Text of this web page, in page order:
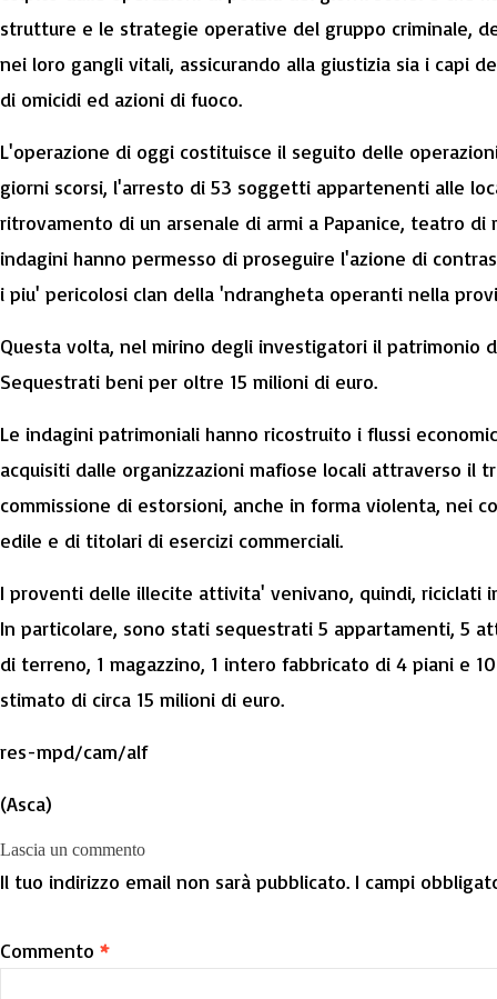
strutture e le strategie operative del gruppo criminale,
nei loro gangli vitali, assicurando alla giustizia sia i capi
di omicidi ed azioni di fuoco.
L'operazione di oggi costituisce il seguito delle
giorni scorsi, l'arresto di 53 soggetti appartenenti alle
ritrovamento di un arsenale di armi a Papanice, teatro
indagini hanno permesso di proseguire l'azione di
i piu' pericolosi clan della 'ndrangheta operanti nella
Questa volta, nel mirino degli investigatori il patrimonio
Sequestrati beni per oltre 15 milioni di euro.
Le indagini patrimoniali hanno ricostruito i flussi
acquisiti dalle organizzazioni mafiose locali attraverso il
commissione di estorsioni, anche in forma violenta, nei
edile e di titolari di esercizi commerciali.
I proventi delle illecite attivita' venivano, quindi, riciclati
In particolare, sono stati sequestrati 5 appartamenti, 5
di terreno, 1 magazzino, 1 intero fabbricato di 4 piani e
stimato di circa 15 milioni di euro.
res-mpd/cam/alf
(Asca)
Lascia un commento
Il tuo indirizzo email non sarà pubblicato. I campi
Commento *